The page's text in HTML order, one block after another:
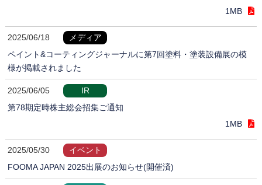
1MB
2025/06/18
メディア
ペイント&コーティングジャーナルに第7回塗料・塗装設備展の模
様が掲載されました
2025/06/05
IR
第78期定時株主総会招集ご通知
1MB
2025/05/30
イベント
FOOMA JAPAN 2025出展のお知らせ(開催済)